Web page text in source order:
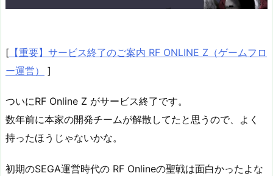
[ 【重要】サービス終了のご案内 RF ONLINE Z（ゲームフロ
ー運営）
]
ついにRF Online Z がサービス終了です。
数年前に本家の開発チームが解散してたと思うので、よく
持ったほうじゃないかな。
初期のSEGA運営時代の RF Onlineの聖戦は面白かったよな